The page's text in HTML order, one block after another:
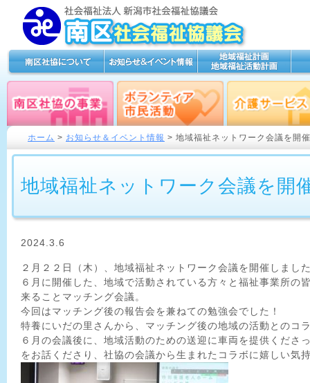
ホーム > お知らせ＆イベント情報 > 地域福祉ネットワーク会議を開
地域福祉ネットワーク会議を開
2024.3.6
２月２２日（木）、地域福祉ネットワーク会議を開催しまし
６月に開催した、地域で活動されている方々と福祉事業所の
来ることマッチング会議。
今回はマッチング後の報告会を兼ねての勉強会でした！
特養にいだの里さんから、マッチング後の地域の活動とのコ
６月の会議後に、地域活動のための送迎に車両を提供くださ
をお話くださり、社協の会議から生まれたコラボに嬉しい気